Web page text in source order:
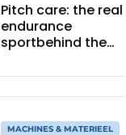
Pitch care: the real
endurance
sportbehind the
MACHINES & MATERIEEL